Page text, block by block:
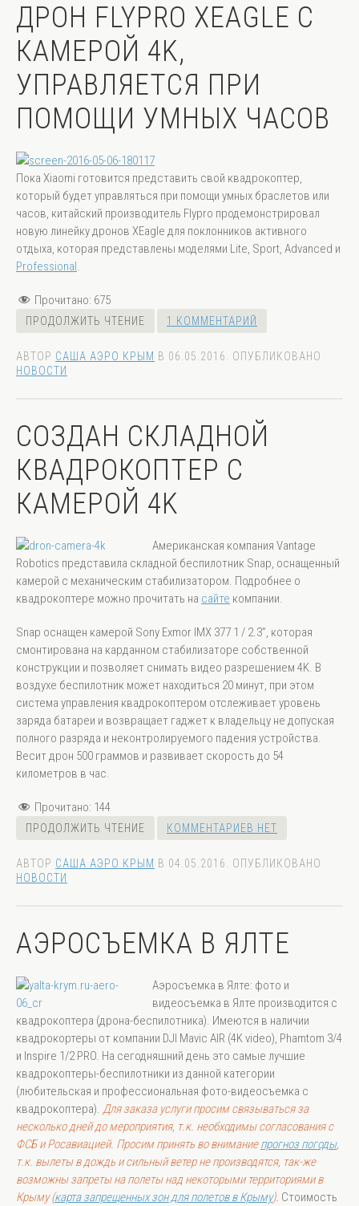
ДРОН FLYPRO XEAGLE C
КАМЕРОЙ 4K,
УПРАВЛЯЕТСЯ ПРИ
ПОМОЩИ УМНЫХ ЧАСОВ
Пока Xiaomi готовится представить свой квадрокоптер,
который будет управляться при помощи умных браслетов или
часов, китайский производитель Flypro продемонстрировал
новую линейку дронов XEagle для поклонников активного
отдыха, которая представлены моделями Lite, Sport, Advanced и
Professional.
Прочитано: 675
ПРОДОЛЖИТЬ ЧТЕНИЕ 1 КОММЕНТАРИЙ
АВТОР САША АЭРО КРЫМ В 06.05.2016
. ОПУБЛИКОВАНО
НОВОСТИ
СОЗДАН СКЛАДНОЙ
КВАДРОКОПТЕР С
КАМЕРОЙ 4K
Американская компания Vantage
Robotics представила складной беспилотник Snap, оснащенный
камерой с механическим стабилизатором. Подробнее о
квадрокоптере можно прочитать на сайте компании.
Snap оснащен камерой Sony Exmor IMX 377 1 / 2.3”, которая
смонтирована на карданном стабилизаторе собственной
конструкции и позволяет снимать видео разрешением 4K. В
воздухе беспилотник может находиться 20 минут, при этом
система управления квадрокоптером отслеживает уровень
заряда батареи и возвращает гаджет к владельцу не допуская
полного разряда и неконтролируемого падения устройства.
Весит дрон 500 граммов и развивает скорость до 54
километров в час.
Прочитано: 144
ПРОДОЛЖИТЬ ЧТЕНИЕ КОММЕНТАРИЕВ НЕТ
АВТОР САША АЭРО КРЫМ В 04.05.2016
. ОПУБЛИКОВАНО
НОВОСТИ
АЭРОСЪЕМКА В ЯЛТЕ
Аэросъемка в Ялте: фото и
видеосъемка в Ялте производится с
квадрокоптера (дрона-беспилотника). Имеются в наличии
квадрокортеры от компании DJI Mavic AIR (4K video), Phamtom 3/4
и Inspire 1/2 PRO. На сегодняшний день это самые лучшие
квадрокоптеры-беспилотники из данной категории
(любительская и профессиональная фото-видеосъемка с
квадрокоптера). Для заказа услуги просим связываться за
несколько дней до мероприятия, т.к. необходимы согласования с
ФСБ и Росавиацией. Просим принять во вниманиепрогноз погоды,
т.к. вылеты в дождь и сильный ветер не производятся, так-же
возможны запреты на полеты над некоторыми территориями в
Крыму (карта запрещенных зон для полетов в Крыму). Стоимость